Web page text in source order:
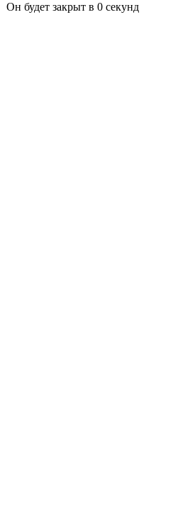
Он будет закрыт в 0 секунд